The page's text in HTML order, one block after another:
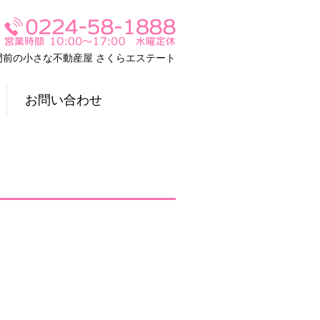
の小さな不動産屋 さくらエステート
お問い合わせ